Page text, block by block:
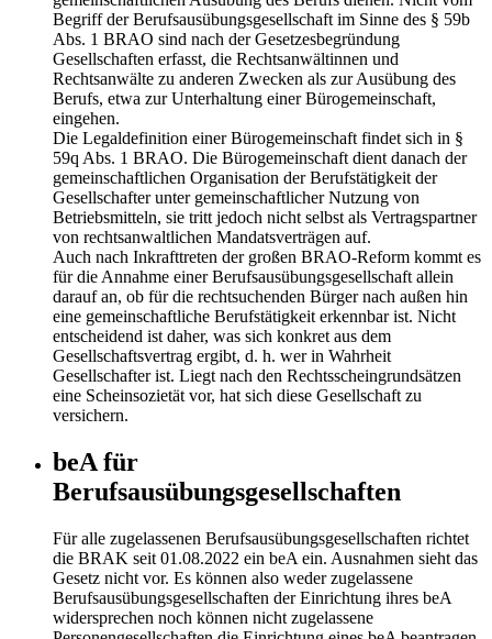
Begriff der Berufsausübungsgesellschaft im Sinne des § 59b
Abs. 1 BRAO sind nach der Gesetzesbegründung
Gesellschaften erfasst, die Rechtsanwältinnen und
Rechtsanwälte zu anderen Zwecken als zur Ausübung des
Berufs, etwa zur Unterhaltung einer Bürogemeinschaft,
eingehen.
Die Legaldefinition einer Bürogemeinschaft findet sich in §
59q Abs. 1 BRAO. Die Bürogemeinschaft dient danach der
gemeinschaftlichen Organisation der Berufstätigkeit der
Gesellschafter unter gemeinschaftlicher Nutzung von
Betriebsmitteln, sie tritt jedoch nicht selbst als Vertragspartner
von rechtsanwaltlichen Mandatsverträgen auf.
Auch nach Inkrafttreten der großen BRAO-Reform kommt es
für die Annahme einer Berufsausübungsgesellschaft allein
darauf an, ob für die rechtsuchenden Bürger nach außen hin
eine gemeinschaftliche Berufstätigkeit erkennbar ist. Nicht
entscheidend ist daher, was sich konkret aus dem
Gesellschaftsvertrag ergibt, d. h. wer in Wahrheit
Gesellschafter ist. Liegt nach den Rechtsscheingrundsätzen
eine Scheinsozietät vor, hat sich diese Gesellschaft zu
versichern.
beA für
Berufsausübungsgesellschaften
Für alle zugelassenen Berufsausübungsgesellschaften richtet
die BRAK seit 01.08.2022 ein beA ein. Ausnahmen sieht das
Gesetz nicht vor. Es können also weder zugelassene
Berufsausübungsgesellschaften der Einrichtung ihres beA
widersprechen noch können nicht zugelassene